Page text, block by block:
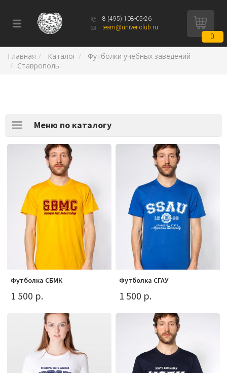
8 (495) 108-05-26
team@univer-club.ru
0
Главная Каталог
Футболки учебных заведений
Ставрополь
Меню по каталогу
Футболка СБМК
1 500 р.
Футболка СГАУ
1 500 р.